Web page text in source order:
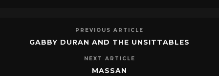
PREVIOUS ARTICLE
GABBY DURAN AND THE UNSITTABLES
NEXT ARTICLE
MASSAN